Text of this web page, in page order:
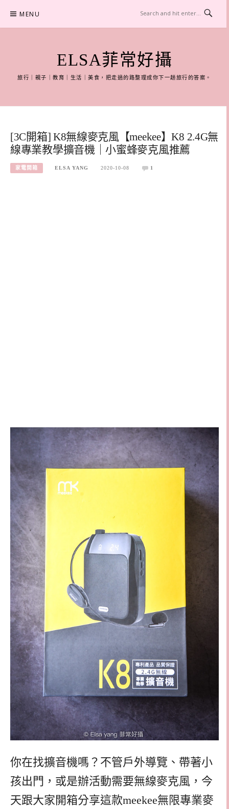
content
MENU
ELSA菲常好攝
旅行｜親子｜教育｜生活｜美食，把走過的路整理成你下一趟旅行的答案。
[3C開箱] K8無線麥克風【meekee】K8 2.4G無
線專業教學擴音機｜小蜜蜂麥克風推薦
家電開箱 ELSA YANG 2020-10-08 1
你在找擴音機嗎？不管戶外導覽、帶著小
孩出門，或是辦活動需要無線麥克風，今
天跟大家開箱分享這款meekee無限專業麥